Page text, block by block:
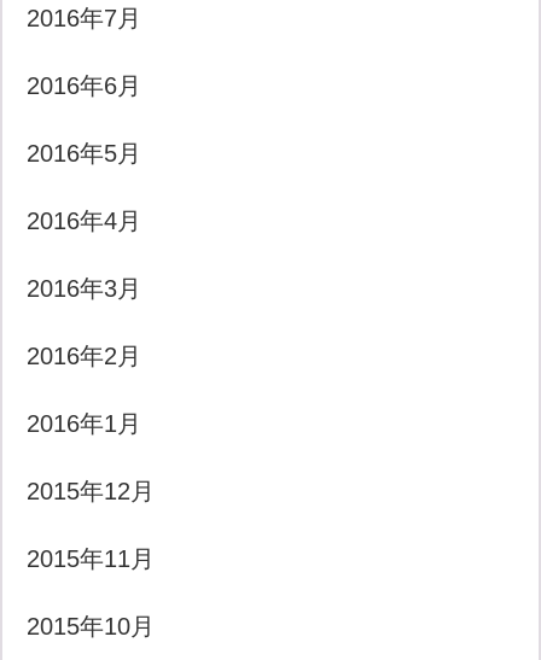
2016年7月
2016年6月
2016年5月
2016年4月
2016年3月
2016年2月
2016年1月
2015年12月
2015年11月
2015年10月